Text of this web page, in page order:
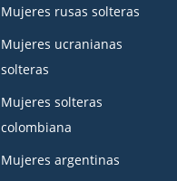
Mujeres rusas solteras
Mujeres ucranianas
solteras
Mujeres solteras
colombiana
Mujeres argentinas